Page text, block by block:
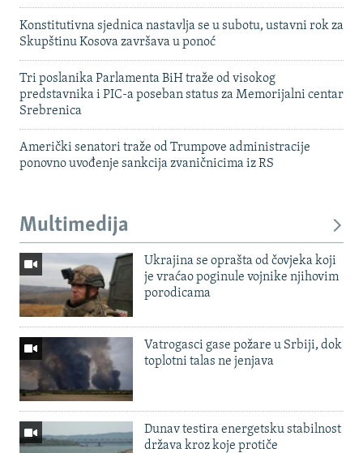
Konstitutivna sjednica nastavlja se u subotu, ustavni rok za
Skupštinu Kosova završava u ponoć
Tri poslanika Parlamenta BiH traže od visokog
predstavnika i PIC-a poseban status za Memorijalni centar
Srebrenica
Američki senatori traže od Trumpove administracije
ponovno uvođenje sankcija zvaničnicima iz RS
Multimedija
Ukrajina se oprašta od čovjeka koji
je vraćao poginule vojnike njihovim
porodicama
Vatrogasci gase požare u Srbiji, dok
toplotni talas ne jenjava
Dunav testira energetsku stabilnost
država kroz koje protiče